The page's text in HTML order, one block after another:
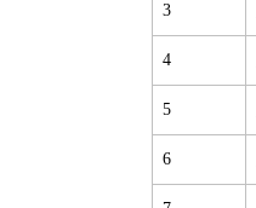
3
4
5
6